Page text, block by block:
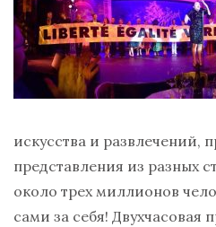
искусства и развлечений,
представления из разных
около трех миллионов
сами за себя!